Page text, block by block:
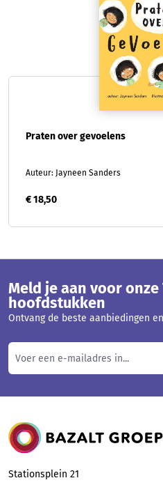
Praten over gevoelens
Auteur: Jayneen Sanders
€ 18,50
Meld je aan voor
hoofdstukken
Ontvang de beste aanbiedingen
Bazalt Groep
Stationsplein 21